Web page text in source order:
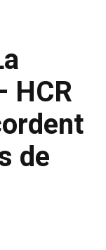
HCR
de